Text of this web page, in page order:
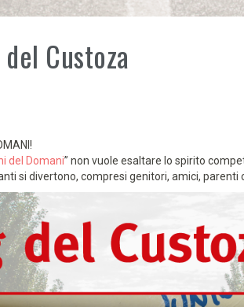
Custoza
del Domani” non vuole esaltare lo spirito
si divertono, compresi genitori, amici, parenti